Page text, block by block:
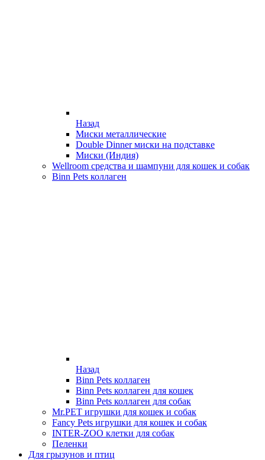
Назад
Миски металлические
Double Dinner миски на подставке
Миски (Индия)
Wellroom средства и шампуни для кошек и собак
Binn Pets коллаген
Назад
Binn Pets коллаген
Binn Pets коллаген для кошек
Binn Pets коллаген для собак
Mr.PET игрушки для кошек и собак
Fancy Pets игрушки для кошек и собак
INTER-ZOO клетки для собак
Пеленки
Для грызунов и птиц